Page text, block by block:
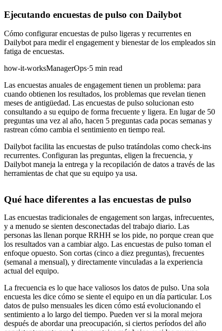
Ejecutando encuestas de pulso con Dailybot
Cómo configurar encuestas de pulso ligeras y recurrentes en
Dailybot para medir el engagement y bienestar de los empleados sin
fatiga de encuestas.
how-it-worksManagerOps·5 min read
Las encuestas anuales de engagement tienen un problema: para
cuando obtienen los resultados, los problemas que revelan tienen
meses de antigüedad. Las encuestas de pulso solucionan esto
consultando a su equipo de forma frecuente y ligera. En lugar de 50
preguntas una vez al año, hacen 5 preguntas cada pocas semanas y
rastrean cómo cambia el sentimiento en tiempo real.
Dailybot facilita las encuestas de pulso tratándolas como check-ins
recurrentes. Configuran las preguntas, eligen la frecuencia, y
Dailybot maneja la entrega y la recopilación de datos a través de las
herramientas de chat que su equipo ya usa.
Qué hace diferentes a las encuestas de pulso
Las encuestas tradicionales de engagement son largas, infrecuentes,
y a menudo se sienten desconectadas del trabajo diario. Las
personas las llenan porque RRHH se los pide, no porque crean que
los resultados van a cambiar algo. Las encuestas de pulso toman el
enfoque opuesto. Son cortas (cinco a diez preguntas), frecuentes
(semanal a mensual), y directamente vinculadas a la experiencia
actual del equipo.
La frecuencia es lo que hace valiosos los datos de pulso. Una sola
encuesta les dice cómo se siente el equipo en un día particular. Los
datos de pulso mensuales les dicen cómo está evolucionando el
sentimiento a lo largo del tiempo. Pueden ver si la moral mejora
después de abordar una preocupación, si ciertos períodos del año